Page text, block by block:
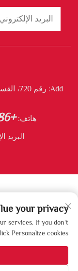
هاتف: +86-562 2888539
البريد
your privacy
services. If you don't
Personalize cookies.